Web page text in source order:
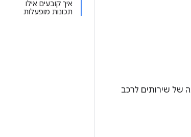
איך קובעים אילו
תכונות מופעלות
של שירותים לרכב